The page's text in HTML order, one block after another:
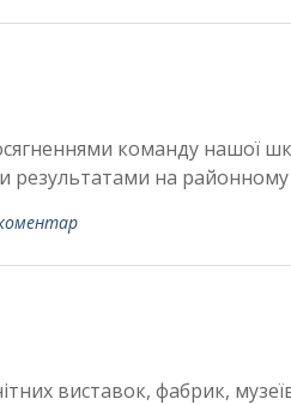
команду нашої
результатами на районному
виставок, фабрик,